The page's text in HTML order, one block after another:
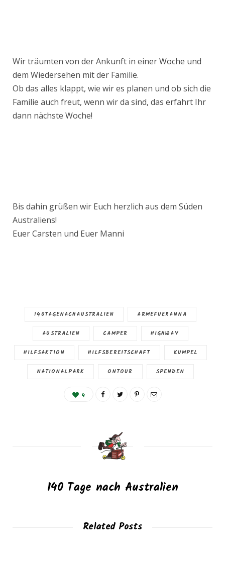
Wir träumten von der Ankunft in einer Woche und
dem Wiedersehen mit der Familie.
Ob das alles klappt, wie wir es planen und ob sich die
Familie auch freut, wenn wir da sind, das erfahrt Ihr
dann nächste Woche!
Bis dahin grüßen wir Euch herzlich aus dem Süden
Australiens!
Euer Carsten und Euer Manni
140TAGENACHAUSTRALIEN ARMEFUERANNA
AUSTRALIEN CAMPER HIGHWAY
HILFSAKTION HILFSBEREITSCHAFT KUMPEL
NATIONALPARK ONTOUR SPENDEN
4
140 Tage nach Australien
Related Posts